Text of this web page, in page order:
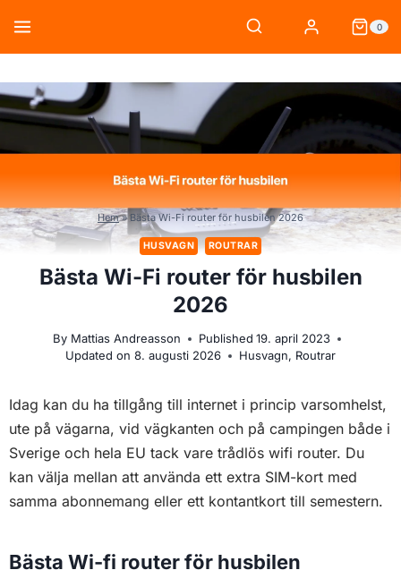
content
0
Hem»Bästa Wi-Fi router för husbilen 2026
HUSVAGN ROUTRAR
Bästa Wi-Fi router för husbilen
2026
By Mattias Andreasson Published 19. april 2023
Updated on 8. augusti 2026 Husvagn, Routrar
Idag kan du ha tillgång till internet i princip varsomhelst,
ute på vägarna, vid vägkanten och på campingen både i
Sverige och hela EU tack vare trådlös wifi router. Du
kan välja mellan att använda ett extra SIM-kort med
samma abonnemang eller ett kontantkort till semestern.
Bästa Wi-fi router för husbilen